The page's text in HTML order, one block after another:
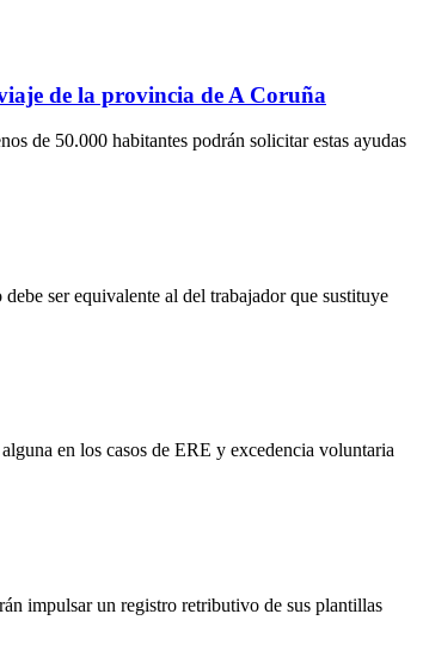
de la provincia de A Coruña
de 50.000 habitantes podrán solicitar estas ayudas
ser equivalente al del trabajador que sustituye
en los casos de ERE y excedencia voluntaria
impulsar un registro retributivo de sus plantillas